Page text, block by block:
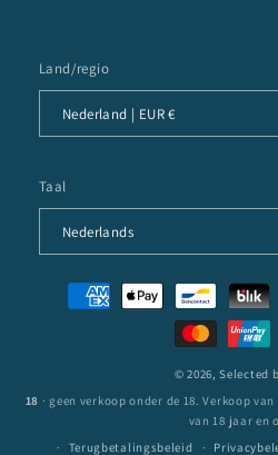
Land/regio
Nederland | EUR €
Taal
Nederlands
Betaalmethoden
© 2026, Selected
18 · geen verkoop onder de 18. Verkoop
van 18 jaar en
Terugbetalingsbeleid